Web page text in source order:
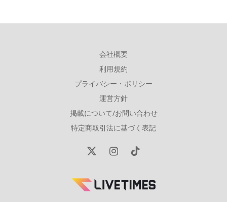
会社概要
利用規約
プライバシー・ポリシー
運営方針
掲載について/お問い合わせ
特定商取引法に基づく表記
X
InstagramTikTok